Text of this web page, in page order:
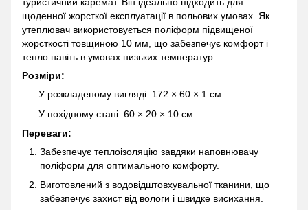
щоденної жорсткої експлуатації в польових умовах. Як
утеплювач використовується поліформ підвищеної
жорсткості товщиною 10 мм, що забезпечує комфорт і
тепло навіть в умовах низьких температур.
Розміри:
У розкладеному вигляді: 172 × 60 × 1 см
У похідному стані: 60 × 20 × 10 см
Переваги:
Забезпечує теплоізоляцію завдяки наповнювачу
поліформ для оптимального комфорту.
Виготовлений з водовідштовхувальної тканини, що
забезпечує захист від вологи і швидке висихання.